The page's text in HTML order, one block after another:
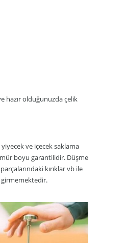
hazır olduğunuzda çelik
ve içecek saklama
boyu garantilidir. Düşme
kırıklar vb ile
girmemektedir.